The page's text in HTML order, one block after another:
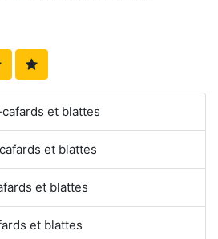
et blattes
et blattes
et blattes
et blattes